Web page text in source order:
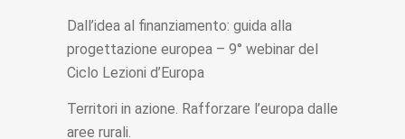
Dall’idea al finanziamento: guida alla
progettazione europea – 9° webinar del
Ciclo Lezioni d’Europa
Territori in azione. Rafforzare l’europa dalle
aree rurali.